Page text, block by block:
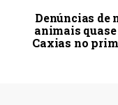
Denúncias de
animais
Caxias no